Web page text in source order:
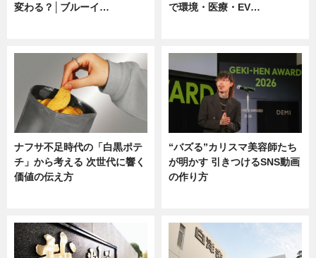
変わる？│ブルーイ…
で環境・医療・EV…
ナフサ不足時代の「白黒ポテ
チ」から考える 次世代に響く
価値の伝え方
“バズる”カリスマ美容師たち
が明かす 引きつけるSNS動画
の作り方